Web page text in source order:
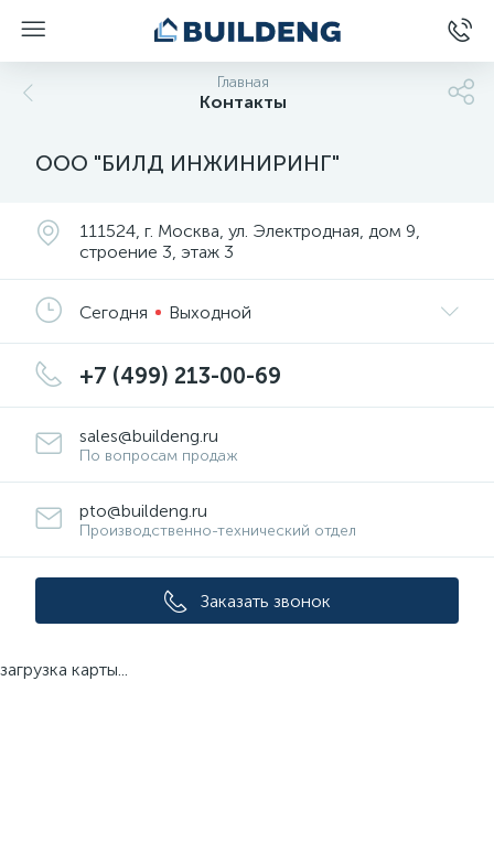
Главная
Контакты
ООО "БИЛД ИНЖИНИРИНГ"
111524, г. Москва, ул. Электродная, дом 9,
строение 3, этаж 3
Сегодня Выходной
+7 (499) 213-00-69
sales@buildeng.ru
По вопросам продаж
pto@buildeng.ru
Производственно-технический отдел
Заказать звонок
загрузка карты...